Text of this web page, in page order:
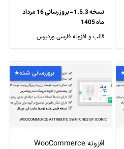
نسخه 1.5.3 - بروزرسانی 16 مرداد
ماه 1405
قالب و افزونه فارسی وردپرس
بروزرسانی شده
افزونه WooCommerce